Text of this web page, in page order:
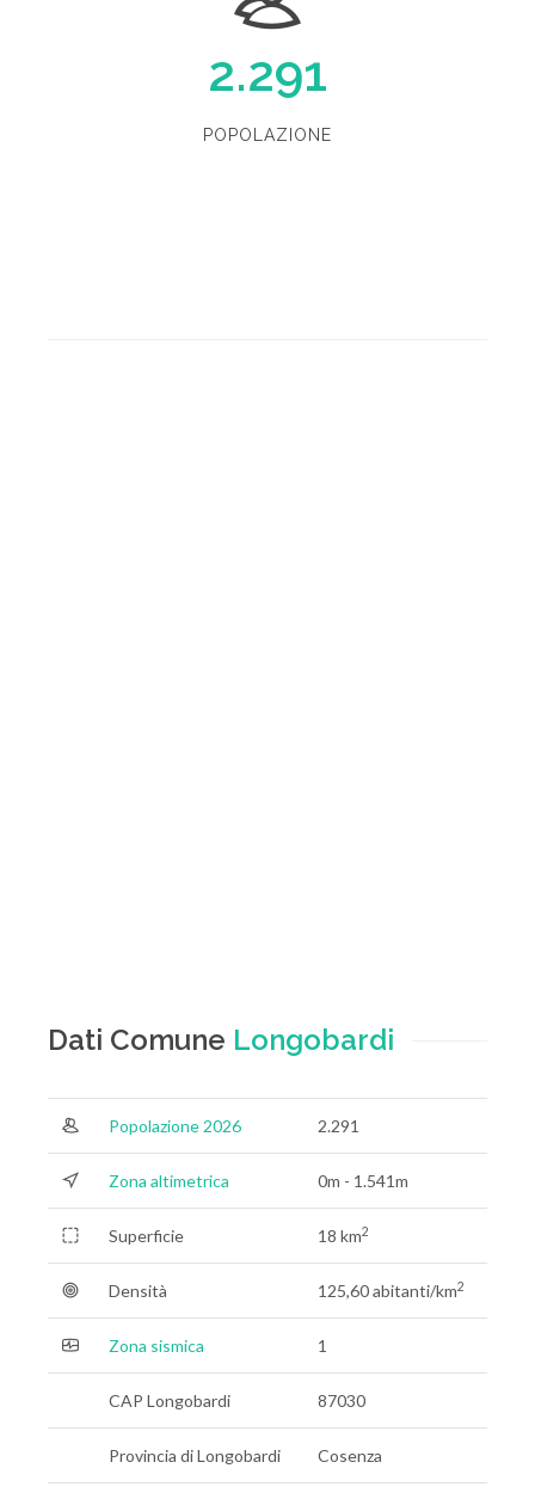
2.291
POPOLAZIONE
Dati Comune Longobardi
Popolazione 2026 2.291
Zona altimetrica 0m - 1.541m
Superficie 18 km2
Densità 125,60 abitanti/km2
Zona sismica 1
CAP Longobardi 87030
Provincia di Longobardi Cosenza